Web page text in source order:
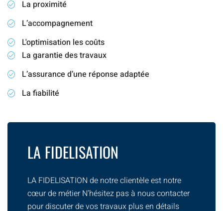
La proximité
L’accompagnement
L'optimisation les coûts
La garantie des travaux
L’assurance d’une réponse adaptée
La fiabilité
LA FIDELISATION
LA FIDELISATION de notre clientèle est notre
cœur de métier N’hésitez pas à nous contacter
pour discuter de vos travaux plus en détails